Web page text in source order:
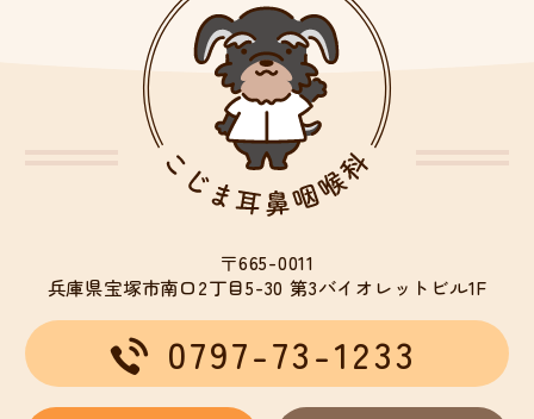
〒665-0011
兵庫県宝塚市南口2丁目5-30第3バイオレットビル1F
0797-73-1233